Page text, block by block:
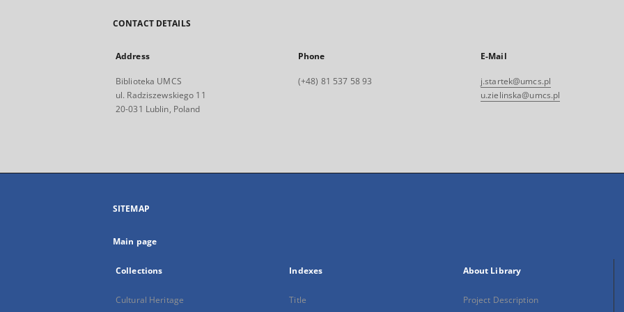
CONTACT DETAILS
Address
Biblioteka UMCS
ul. Radziszewskiego 11
20-031 Lublin, Poland
Phone
(+48) 81 537 58 93
E-Mail
j.startek@umcs.pl
u.zielinska@umcs.pl
SITEMAP
Main page
Collections
Cultural Heritage
Indexes
Title
About Library
Project Description